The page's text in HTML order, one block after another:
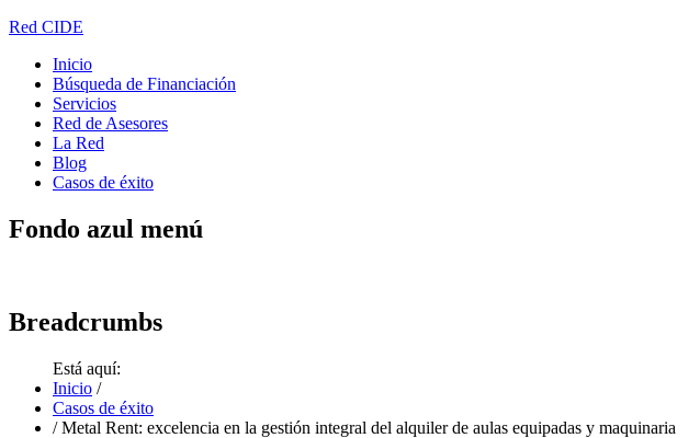
Red CIDE
Inicio
Búsqueda de Financiación
Servicios
Red de Asesores
La Red
Blog
Casos de éxito
Fondo azul menú
Breadcrumbs
Está aquí:
Inicio /
Casos de éxito
/ Metal Rent: excelencia en la gestión integral del alquiler de aulas equipadas y maquinaria